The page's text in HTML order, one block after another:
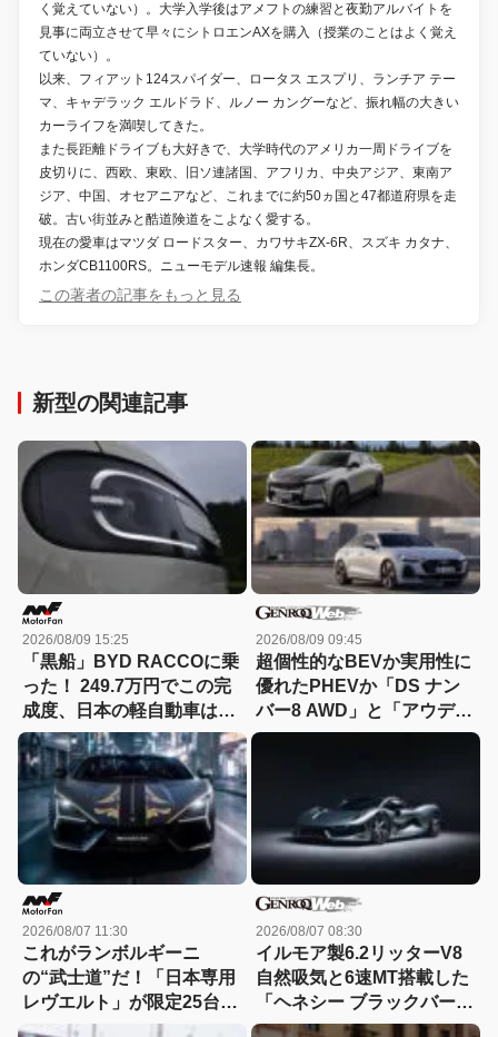
く覚えていない）。大学入学後はアメフトの練習と夜勤アルバイトを
見事に両立させて早々にシトロエンAXを購入（授業のことはよく覚え
ていない）。
以来、フィアット124スパイダー、ロータス エスプリ、ランチア テー
マ、キャデラック エルドラド、ルノー カングーなど、振れ幅の大きい
カーライフを満喫してきた。
また長距離ドライブも大好きで、大学時代のアメリカ一周ドライブを
皮切りに、西欧、東欧、旧ソ連諸国、アフリカ、中央アジア、東南ア
ジア、中国、オセアニアなど、これまでに約50ヵ国と47都道府県を走
破。古い街並みと酷道険道をこよなく愛する。
現在の愛車はマツダ ロードスター、カワサキZX-6R、スズキ カタナ、
ホンダCB1100RS。ニューモデル速報 編集長。
この著者の記事をもっと見る
新型の関連記事
2026/08/09 15:25
「黒船」BYD RACCOに乗
った！ 249.7万円でこの完
成度、日本の軽自動車は大
丈夫か？
2026/08/09 09:45
超個性的なBEVか実用性に
優れたPHEVか「DS ナン
バー8 AWD」と「アウディ
A5 eハイブリッド」を比較
2026/08/07 11:30
これがランボルギーニ
の“武士道”だ！「日本専用
レヴエルト」が限定25台で
誕生!! その理由とは……？
2026/08/07 08:30
イルモア製6.2リッターV8
自然吸気と6速MT搭載した
「ヘネシー ブラックバー
ド」がデビュー【動画】